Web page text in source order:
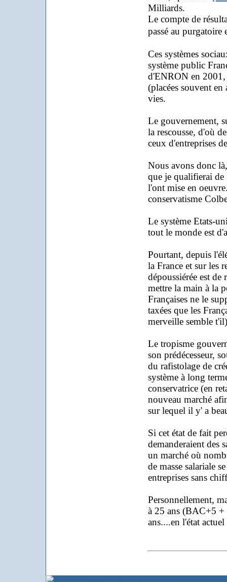
Milliards.
Le compte de
passé au
Ces systèmes
système public
d'ENRON en 2001,
(placées souvent
vies.
Le gouvernement,
la rescousse, d'où
ceux d'entreprises
Nous avons donc
que je qualifierai
l'ont mise en
conservatisme
Le système Etats-
tout le monde est
Pourtant, depuis
la France et sur les
dépoussiérée est
mettre la main à la
Françaises ne le
taxées que les
merveille semble
Le tropisme
son prédécesseur,
du rafistolage de
système à long
conservatrice (en
nouveau marché
sur lequel il y' a
Si cet état de fait
demanderaient des
un marché où
de masse salariale
entreprises sans
Personnellement,
à 25 ans (BAC+5 +
ans....en l'état actuel